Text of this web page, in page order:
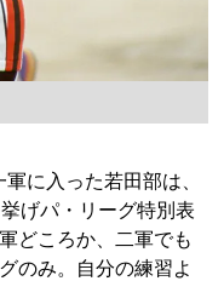
に入った若田部は、
げパ・リーグ特別表
どころか、二軍でも
のみ。自分の練習よ